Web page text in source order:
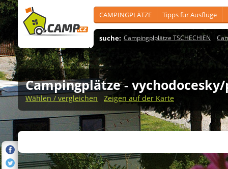
CAMPINGPLÄTZE Tipps für Ausflüge
suche: Campingplplätze TSCHECHIEN
Campingplätze - vychodocesky/
Wählen / vergleichen Zeigen auf der Karte